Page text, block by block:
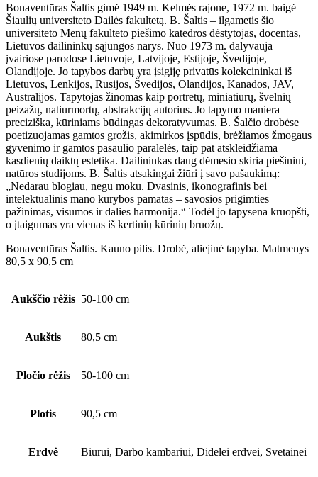
Bonaventūras Šaltis gimė 1949 m. Kelmės rajone, 1972 m. baigė
Šiaulių universiteto Dailės fakultetą. B. Šaltis – ilgametis šio
universiteto Menų fakulteto piešimo katedros dėstytojas, docentas,
Lietuvos dailininkų sąjungos narys. Nuo 1973 m. dalyvauja
įvairiose parodose Lietuvoje, Latvijoje, Estijoje, Švedijoje,
Olandijoje. Jo tapybos darbų yra įsigiję privatūs kolekcininkai iš
Lietuvos, Lenkijos, Rusijos, Švedijos, Olandijos, Kanados, JAV,
Australijos. Tapytojas žinomas kaip portretų, miniatiūrų, švelnių
peizažų, natiurmortų, abstrakcijų autorius. Jo tapymo maniera
preciziška, kūriniams būdingas dekoratyvumas. B. Šalčio drobėse
poetizuojamas gamtos grožis, akimirkos įspūdis, brėžiamos žmogaus
gyvenimo ir gamtos pasaulio paralelės, taip pat atskleidžiama
kasdienių daiktų estetika. Dailininkas daug dėmesio skiria piešiniui,
natūros studijoms. B. Šaltis atsakingai žiūri į savo pašaukimą:
„Nedarau blogiau, negu moku. Dvasinis, ikonografinis bei
intelektualinis mano kūrybos pamatas – savosios prigimties
pažinimas, visumos ir dalies harmonija.“ Todėl jo tapysena kruopšti,
o įtaigumas yra vienas iš kertinių kūrinių bruožų.
Bonaventūras Šaltis. Kauno pilis. Drobė, aliejinė tapyba. Matmenys
80,5 x 90,5 cm
Aukščio rėžis 50-100 cm
Aukštis 80,5 cm
Pločio rėžis 50-100 cm
Plotis 90,5 cm
Erdvė Biurui, Darbo kambariui, Didelei erdvei, Svetainei